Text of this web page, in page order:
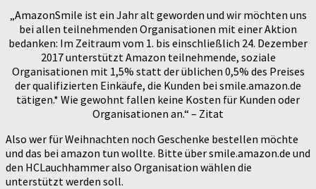
„AmazonSmile ist ein Jahr alt geworden und wir möchten uns
bei allen teilnehmenden Organisationen mit einer Aktion
bedanken: Im Zeitraum vom 1. bis einschließlich 24. Dezember
2017 unterstützt Amazon teilnehmende, soziale
Organisationen mit 1,5% statt der üblichen 0,5% des Preises
der qualifizierten Einkäufe, die Kunden bei smile.amazon.de
tätigen.* Wie gewohnt fallen keine Kosten für Kunden oder
Organisationen an.“ – Zitat
Also wer für Weihnachten noch Geschenke bestellen möchte
und das bei amazon tun wollte. Bitte über smile.amazon.de und
den HCLauchhammer also Organisation wählen die
unterstützt werden soll.